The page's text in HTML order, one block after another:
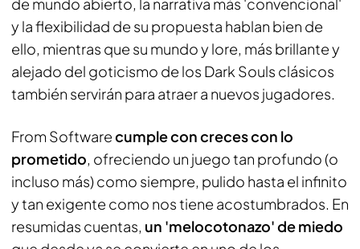
y la flexibilidad de su propuesta hablan bien de
ello, mientras que su mundo y lore, más brillante y
alejado del goticismo de los Dark Souls clásicos
también servirán para atraer a nuevos jugadores.
From Softwarecumple con creces con lo
prometido, ofreciendo un juego tan profundo (o
incluso más) como siempre, pulido hasta el infinito
y tan exigente como nos tiene acostumbrados. En
resumidas cuentas, un 'melocotonazo' de miedo